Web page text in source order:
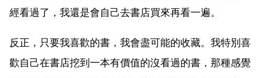
經看過了，我還是會自己去書店買來再看一遍。
反正，只要我喜歡的書，我會盡可能的收藏。我特別喜
歡自己在書店挖到一本有價值的沒看過的書，那種感覺